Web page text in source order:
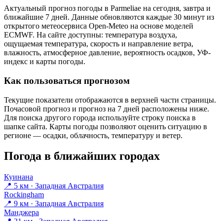
Актуальный прогноз погоды в Parmeliaе на сегодня, завтра и
ближайшие 7 дней. Данные обновляются каждые 30 минут из
открытого метеосервиса Open-Meteo на основе моделей
ECMWF. На сайте доступны: температура воздуха,
ощущаемая температура, скорость и направление ветра,
влажность, атмосферное давление, вероятность осадков, УФ-
индекс и карты погоды.
Как пользоваться прогнозом
Текущие показатели отображаются в верхней части страницы.
Почасовой прогноз и прогноз на 7 дней расположены ниже.
Для поиска другого города используйте строку поиска в
шапке сайта. Карты погоды позволяют оценить ситуацию в
регионе — осадки, облачность, температуру и ветер.
Погода в ближайших городах
Куинана
📍 5 км · Западная Австралия
Rockingham
📍 9 км · Западная Австралия
Манджера